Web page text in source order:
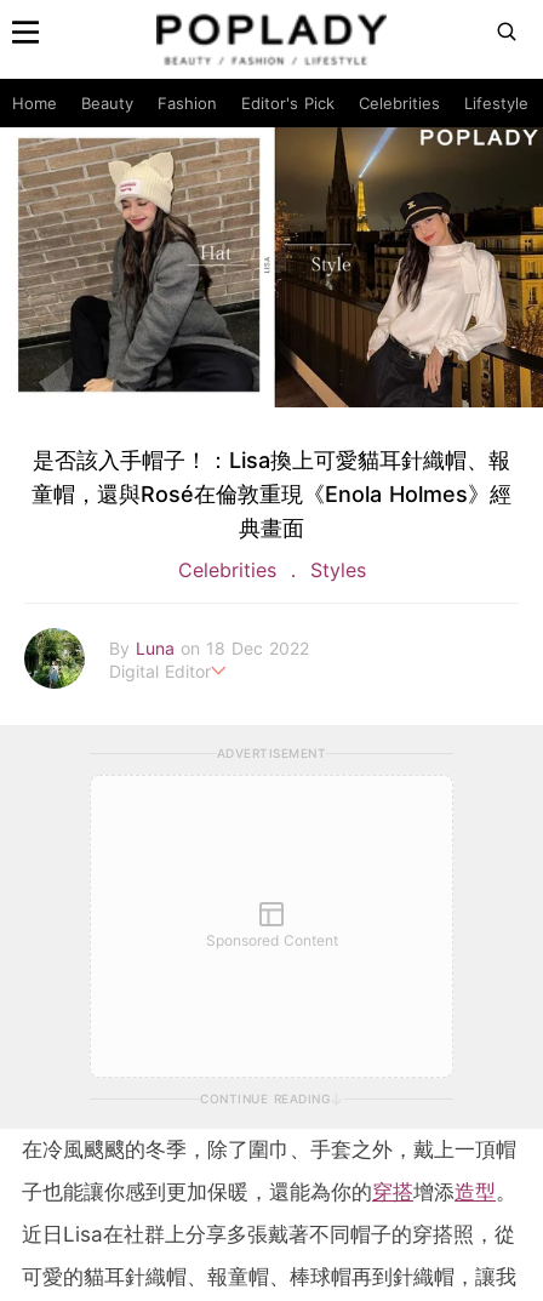
Home Beauty Fashion Editor's Pick Celebrities Lifestyle
是否該入手帽子！：Lisa換上可愛貓耳針織帽、報
童帽，還與Rosé在倫敦重現《Enola Holmes》經
典畫面
Celebrities Styles
By Luna on 18 Dec 2022
Digital Editor
透過旅行找尋理想生活的樣貌 捕捉下每個美好瞬間
luna.huang@poplady-mag.com
ADVERTISEMENT
Sponsored Content
CONTINUE READING
在冷風颼颼的冬季，除了圍巾、手套之外，戴上一頂帽
子也能讓你感到更加保暖，還能為你的穿搭增添造型。
近日Lisa在社群上分享多張戴著不同帽子的穿搭照，從
可愛的貓耳針織帽、報童帽、棒球帽再到針織帽，讓我